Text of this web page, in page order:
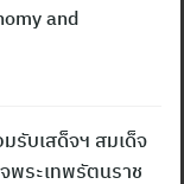
and
รับเสด็จฯ สมเด็จ
พระเทพรัตนราช